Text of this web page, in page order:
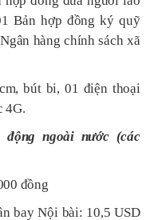
Bản hợp đồng ký quỹ
hàng chính sách xã
, bút bi, 01 điện thoại
4G.
ngoài nước(các
đồng
bay Nội bài: 10,5 USD